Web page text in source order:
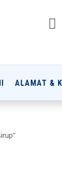

ALAMAT &